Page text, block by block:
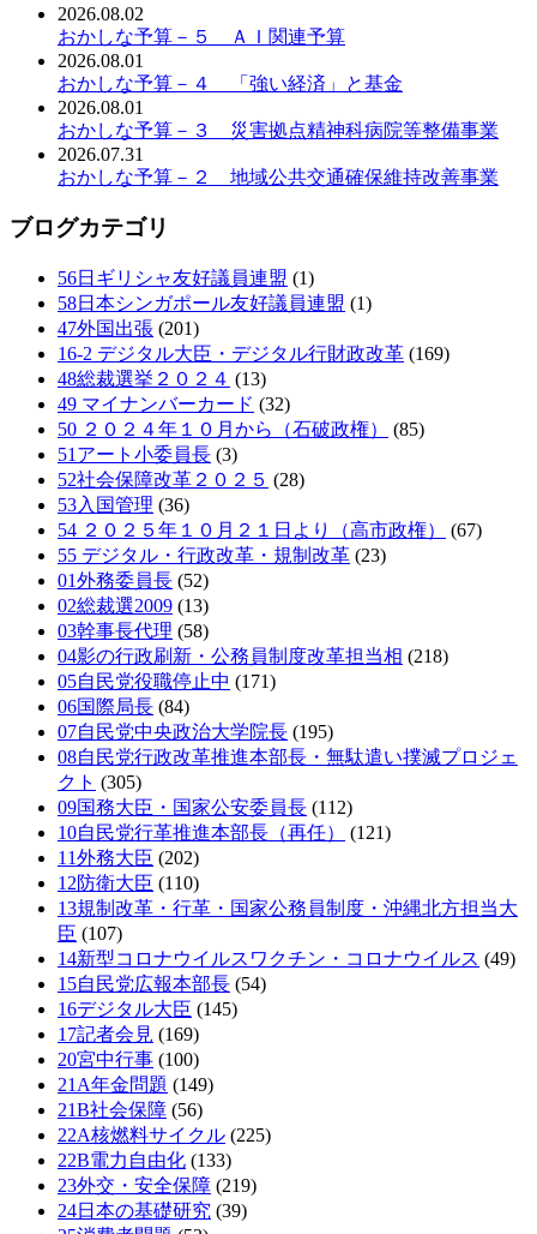
2026.08.02
おかしな予算－５ ＡＩ関連予算
2026.08.01
おかしな予算－４ 「強い経済」と基金
2026.08.01
おかしな予算－３ 災害拠点精神科病院等整備事業
2026.07.31
おかしな予算－２ 地域公共交通確保維持改善事業
ブログカテゴリ
56日ギリシャ友好議員連盟 (1)
58日本シンガポール友好議員連盟 (1)
47外国出張 (201)
16-2 デジタル大臣・デジタル行財政改革 (169)
48総裁選挙２０２４ (13)
49 マイナンバーカード (32)
50 ２０２４年１０月から（石破政権）
(85)
51アート小委員長 (3)
52社会保障改革２０２５ (28)
53入国管理 (36)
54 ２０２５年１０月２１日より（高市政権）
(67)
55 デジタル・行政改革・規制改革 (23)
01外務委員長 (52)
02総裁選2009 (13)
03幹事長代理 (58)
04影の行政刷新・公務員制度改革担当相 (218)
05自民党役職停止中 (171)
06国際局長 (84)
07自民党中央政治大学院長 (195)
08自民党行政改革推進本部長・無駄遣い撲滅プロジェ
クト (305)
09国務大臣・国家公安委員長 (112)
10自民党行革推進本部長（再任）
(121)
11外務大臣 (202)
12防衛大臣 (110)
13規制改革・行革・国家公務員制度・沖縄北方担当大
臣 (107)
14新型コロナウイルスワクチン・コロナウイルス (49)
15自民党広報本部長 (54)
16デジタル大臣 (145)
17記者会見 (169)
20宮中行事 (100)
21A年金問題 (149)
21B社会保障 (56)
22A核燃料サイクル (225)
22B電力自由化 (133)
23外交・安全保障 (219)
24日本の基礎研究 (39)